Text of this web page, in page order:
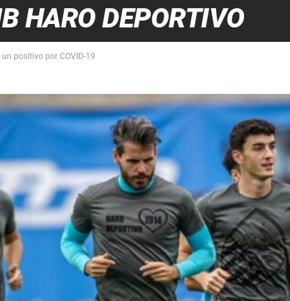
HARO DEPORTIVO
positivo por COVID-19